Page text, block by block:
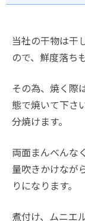
当社の干物は干
ので、鮮度落ち
その為、焼く際
態で焼いて下さ
分焼けます。
両面まんべんな
量吹きかけなが
りになります。
煮付け、ムニエ